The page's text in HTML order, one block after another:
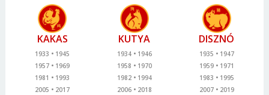
KAKAS
1933
1945
1957
1969
1981
1993
2005
2017
KUTYA
1934
1946
1958
1970
1982
1994
2006
2018
DISZNÓ
1935
1947
1959
1971
1983
1995
2007
2019